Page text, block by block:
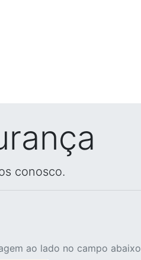
conosco.
ao lado no campo abaixo